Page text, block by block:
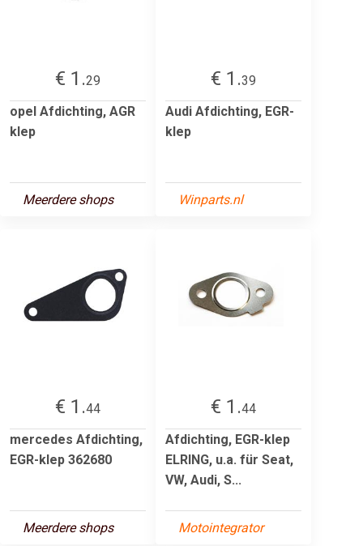
€ 1.29
opel Afdichting, AGR
klep
Meerdere shops
€ 1.39
Audi Afdichting, EGR-
klep
Winparts.nl
€ 1.44
mercedes Afdichting,
EGR-klep 362680
Meerdere shops
€ 1.44
Afdichting, EGR-klep
ELRING, u.a. für Seat,
VW, Audi, S...
Motointegrator